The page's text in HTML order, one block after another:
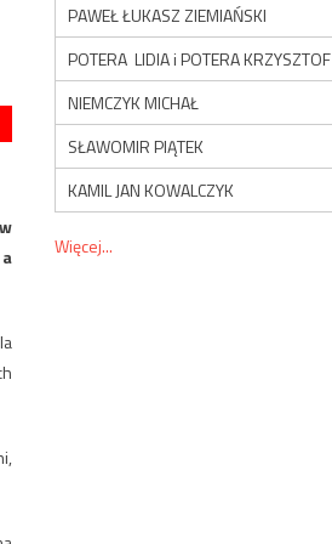
PAWEŁ ŁUKASZ ZIEMIAŃSKI
POTERA LIDIA i POTERA KRZYSZTOF
NIEMCZYK MICHAŁ
SŁAWOMIR PIĄTEK
KAMIL JAN KOWALCZYK
Więcej...